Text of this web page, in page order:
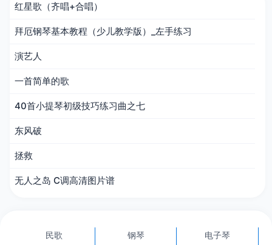
红星歌（齐唱+合唱）
拜厄钢琴基本教程（少儿教学版）_左手练习
演艺人
一首简单的歌
40首小提琴初级技巧练习曲之七
东风破
拯救
无人之岛 C调高清图片谱
民歌 钢琴
电子琴